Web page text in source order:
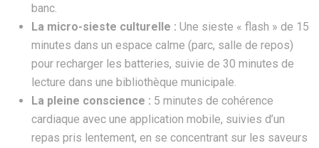
banc.
La micro-sieste culturelle : Une sieste « flash » de 15
minutes dans un espace calme (parc, salle de repos)
pour recharger les batteries, suivie de 30 minutes de
lecture dans une bibliothèque municipale.
La pleine conscience : 5 minutes de cohérence
cardiaque avec une application mobile, suivies d’un
repas pris lentement, en se concentrant sur les saveurs